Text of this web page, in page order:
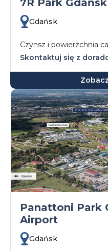
7R Park
Gdańsk
Czynsz i powierzchnia
Skontaktuj się z
Panattoni Park
Airport
Gdańsk